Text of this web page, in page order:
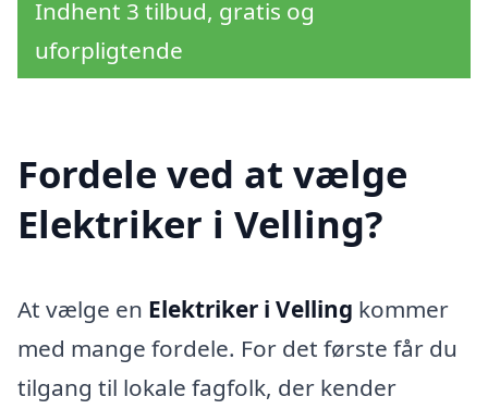
Indhent 3 tilbud, gratis og
uforpligtende
Fordele ved at vælge
Elektriker i Velling?
At vælge en Elektriker i Velling kommer
med mange fordele. For det første får du
tilgang til lokale fagfolk, der kender